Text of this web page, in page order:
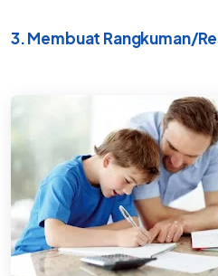
3. Membuat Rangkuman/